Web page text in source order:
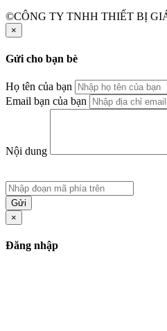
©CÔNG TY TNHH THIẾT BỊ
×
Gửi cho bạn bè
Họ tên của bạn
Email bạn của bạn
Nội dung
Gửi
×
Đăng nhập